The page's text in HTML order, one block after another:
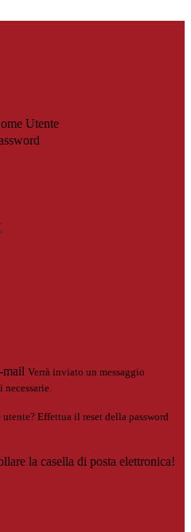
Utente
mail Verrà inviato un messaggio
Effettua il reset della password
la casella di posta elettronica!